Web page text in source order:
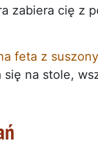
zabiera cię z
feta z
na stole,